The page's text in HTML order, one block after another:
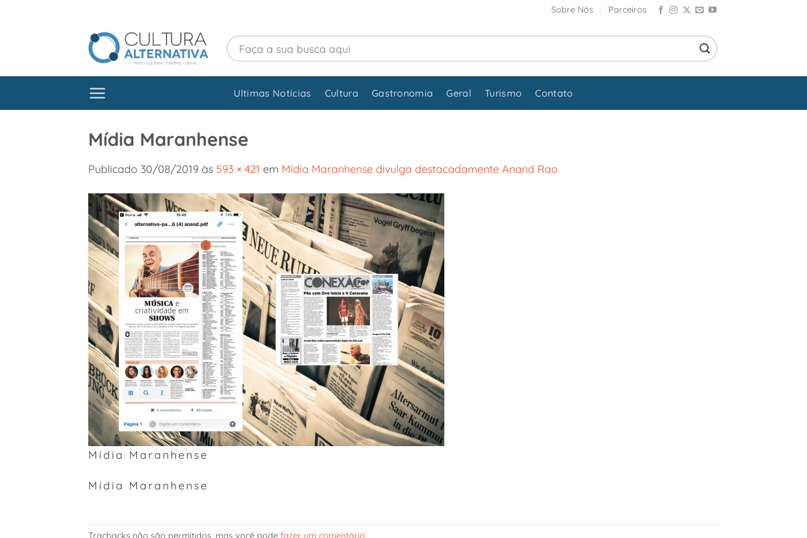
Sobre Nós Parceiros
Ultimas Notícias Cultura Gastronomia Geral Turismo Contato
Mídia Maranhense
Publicado 30/08/2019 às 593 × 421 em Mídia Maranhense divulga destacadamente Anand Rao
Mídia Maranhense
Mídia Maranhense
Tracbacks não são permitidos, mas você pode fazer um comentário.